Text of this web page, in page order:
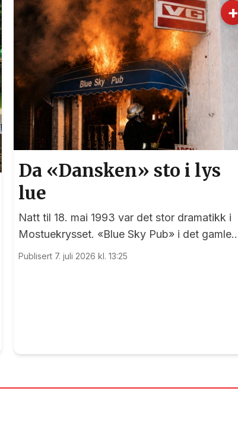
+
Da «Dansken» sto i lys
lue
Natt til 18. mai 1993 var det stor dramatikk i
Mostuekrysset. «Blue Sky Pub» i det gamle
Autoimport-bygget sto plutselig i full fyr, og
Publisert 7. juli 2026 kl. 13:25